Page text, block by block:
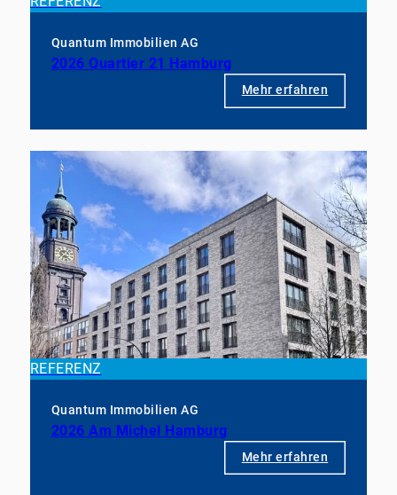
Quantum Immobilien AG
2026 Quartier 21 Hamburg
Mehr erfahren
REFERENZ
Quantum Immobilien AG
2026 Am Michel Hamburg
Mehr erfahren